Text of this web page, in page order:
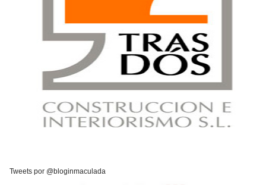
Tweets por @bloginmaculada